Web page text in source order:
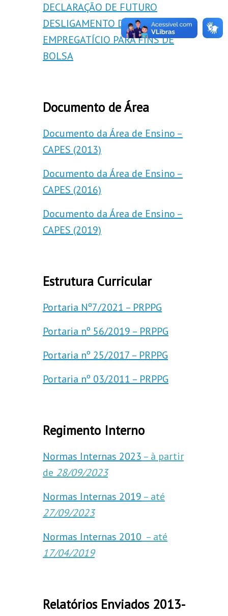
DECLARAÇÃO DE FUTURO
DESLIGAMENTO DE VÍNCULO
EMPREGATÍCIO PARA FINS DE
BOLSA
Documento de Área
Documento da Área de Ensino –
CAPES (2013)
Documento da Área de Ensino –
CAPES (2016)
Documento da Área de Ensino –
CAPES (2019)
Estrutura Curricular
Portaria Nº7/2021 – PRPPG
Portaria nº 56/2019 – PRPPG
Portaria nº 25/2017 – PRPPG
Portaria nº 03/2011 – PRPPG
Regimento Interno
Normas Internas 2023 – à partir
de 28/09/2023
Normas Internas 2019 – até
27/09/2023
Normas Internas 2010 – até
17/04/2019
Relatórios Enviados 2013-